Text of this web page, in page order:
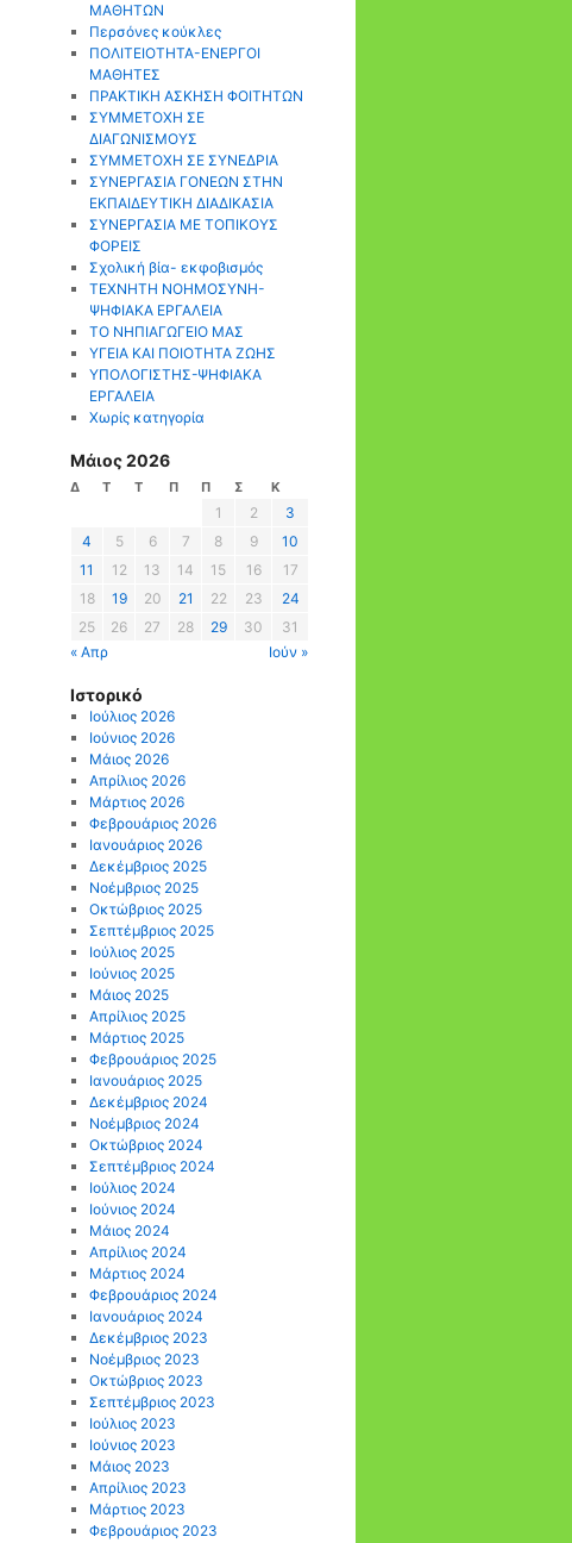
ΜΑΘΗΤΩΝ
Περσόνες κούκλες
ΠΟΛΙΤΕΙΟΤΗΤΑ-ΕΝΕΡΓΟΙ
ΜΑΘΗΤΕΣ
ΠΡΑΚΤΙΚΗ ΑΣΚΗΣΗ ΦΟΙΤΗΤΩΝ
ΣΥΜΜΕΤΟΧΗ ΣΕ
ΔΙΑΓΩΝΙΣΜΟΥΣ
ΣΥΜΜΕΤΟΧΗ ΣΕ ΣΥΝΕΔΡΙΑ
ΣΥΝΕΡΓΑΣΙΑ ΓΟΝΕΩΝ ΣΤΗΝ
ΕΚΠΑΙΔΕΥΤΙΚΗ ΔΙΑΔΙΚΑΣΙΑ
ΣΥΝΕΡΓΑΣΙΑ ΜΕ ΤΟΠΙΚΟΥΣ
ΦΟΡΕΙΣ
Σχολική βία- εκφοβισμός
ΤΕΧΝΗΤΗ ΝΟΗΜΟΣΥΝΗ-
ΨΗΦΙΑΚΑ ΕΡΓΑΛΕΙΑ
ΤΟ ΝΗΠΙΑΓΩΓΕΙΟ ΜΑΣ
ΥΓΕΙΑ ΚΑΙ ΠΟΙΟΤΗΤΑ ΖΩΗΣ
ΥΠΟΛΟΓΙΣΤΗΣ-ΨΗΦΙΑΚΑ
ΕΡΓΑΛΕΙΑ
Χωρίς κατηγορία
Μάιος 2026
Δ Τ Τ Π Π Σ Κ
1 2
3
4
5 6 7 8 9
10
11
12 13 14 15 16
17
18
19 20 21 22 23
24
25
26 27 28 29 30
31
« Απρ
Ιούν »
Ιστορικό
Ιούλιος 2026
Ιούνιος 2026
Μάιος 2026
Απρίλιος 2026
Μάρτιος 2026
Φεβρουάριος 2026
Ιανουάριος 2026
Δεκέμβριος 2025
Νοέμβριος 2025
Οκτώβριος 2025
Σεπτέμβριος 2025
Ιούλιος 2025
Ιούνιος 2025
Μάιος 2025
Απρίλιος 2025
Μάρτιος 2025
Φεβρουάριος 2025
Ιανουάριος 2025
Δεκέμβριος 2024
Νοέμβριος 2024
Οκτώβριος 2024
Σεπτέμβριος 2024
Ιούλιος 2024
Ιούνιος 2024
Μάιος 2024
Απρίλιος 2024
Μάρτιος 2024
Φεβρουάριος 2024
Ιανουάριος 2024
Δεκέμβριος 2023
Νοέμβριος 2023
Οκτώβριος 2023
Σεπτέμβριος 2023
Ιούλιος 2023
Ιούνιος 2023
Μάιος 2023
Απρίλιος 2023
Μάρτιος 2023
Φεβρουάριος 2023